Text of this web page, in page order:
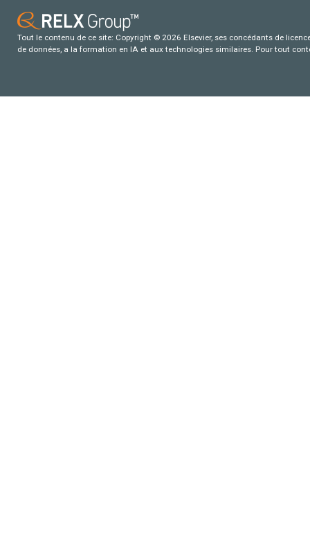
Tout le contenu de ce site: Copyright © 2026 Elsevier, ses concédants de
de données, a la formation en IA et aux technologies similaires. Pour tout